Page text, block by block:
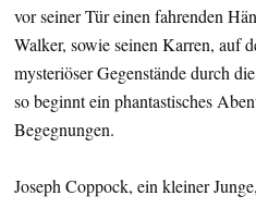
vor seiner Tür einen fahrenden
Walker, sowie seinen Karren, auf
mysteriöser Gegenstände durch
so beginnt ein phantastisches
Begegnungen.
Joseph Coppock, ein kleiner